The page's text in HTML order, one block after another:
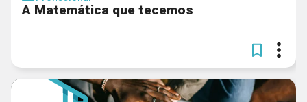
A Matemática que tecemos